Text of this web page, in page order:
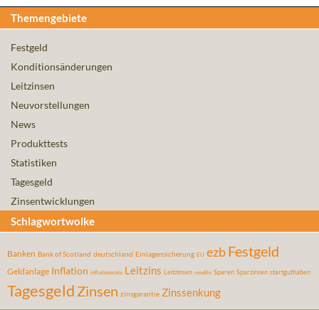
Themengebiete
Festgeld
Konditionsänderungen
Leitzinsen
Neuvorstellungen
News
Produkttests
Statistiken
Tagesgeld
Zinsentwicklungen
Schlagwortwolke
Banken Bank of Scotland deutschland Einlagensicherung EU ezbFestgeld
Geldanlage Inflation inflationsrate Leitzins Leitzinsen rendite Sparen Sparzinsen startguthaben
Tagesgeld Zinsen zinsgarantie Zinssenkung